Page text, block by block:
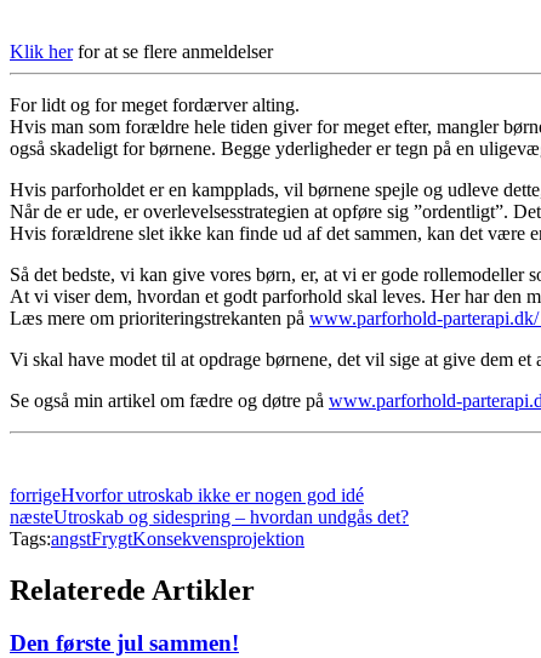
Klik herfor at se flere anmeldelser
For lidt og for meget fordærver alting.
Hvis man som forældre hele tiden giver for meget efter, mangler
også skadeligt for børnene. Begge yderligheder er tegn på en
Hvis parforholdet er en kampplads, vil børnene spejle og udleve
Når de er ude, er overlevelsesstrategien at opføre sig ”ordentligt”.
Hvis forældrene slet ikke kan finde ud af det sammen, kan det være
Så det bedste, vi kan give vores børn, er, at vi er gode rollemodeller
At vi viser dem, hvordan et godt parforhold skal leves. Her har den
Læs mere om prioriteringstrekanten på www.parforhold-
Vi skal have modet til at opdrage børnene, det vil sige at give dem
Se også min artikel om fædre og døtre på www.parforhold-
forrigeHvorfor utroskab ikke er nogen god idé
næsteUtroskab og sidespring – hvordan undgås det?
Tags:angstFrygtKonsekvensprojektion
Relaterede Artikler
Den første jul sammen!